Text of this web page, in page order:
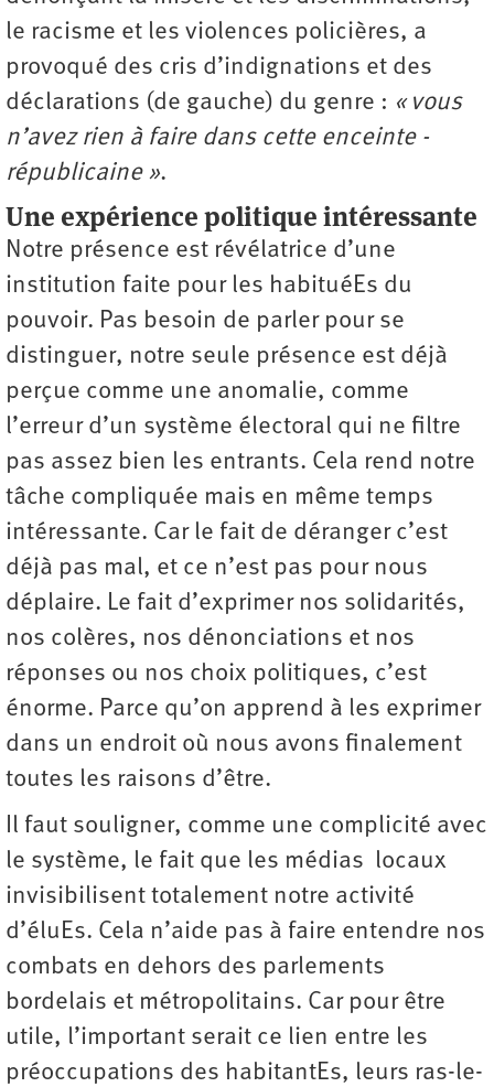
le racisme et les violences policières, a
provoqué des cris d’indignations et des
déclarations (de gauche) du genre : « vous
n’avez rien à faire dans cette enceinte ­
républicaine ».
Une expérience politique intéressante
Notre présence est révélatrice d’une
institution faite pour les habituéEs du
pouvoir. Pas besoin de parler pour se
distinguer, notre seule présence est déjà
perçue comme une anomalie, comme
l’erreur d’un système électoral qui ne filtre
pas assez bien les entrants. Cela rend notre
tâche compliquée mais en même temps
intéressante. Car le fait de déranger c’est
déjà pas mal, et ce n’est pas pour nous
déplaire. Le fait d’exprimer nos solidarités,
nos colères, nos dénonciations et nos
réponses ou nos choix politiques, c’est
énorme. Parce qu’on apprend à les exprimer
dans un endroit où nous avons finalement
toutes les raisons d’être.
Il faut souligner, comme une complicité avec
le système, le fait que les médias locaux
invisibilisent totalement notre activité
d’éluEs. Cela n’aide pas à faire entendre nos
combats en dehors des parlements
bordelais et métropolitains. Car pour être
utile, l’important serait ce lien entre les
préoccupations des habitantEs, leurs ras-le-